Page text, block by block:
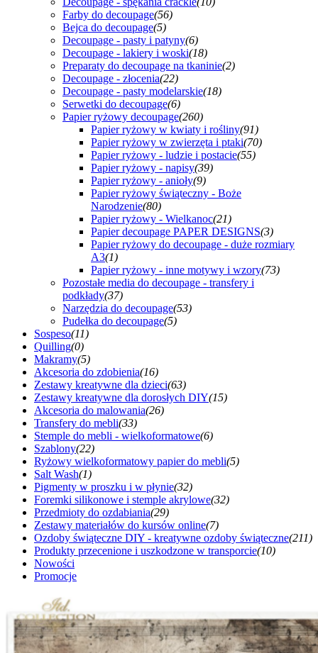
Farby do decoupage(56)
Bejca do decoupage(5)
Decoupage - pasty i patyny(6)
Decoupage - lakiery i woski(18)
Preparaty do decoupage na tkaninie(2)
Decoupage - złocenia(22)
Decoupage - pasty modelarskie(18)
Serwetki do decoupage(6)
Papier ryżowy decoupage(260)
Papier ryżowy w kwiaty i rośliny(91)
Papier ryżowy w zwierzęta i ptaki(70)
Papier ryżowy - ludzie i postacie(55)
Papier ryżowy - napisy(39)
Papier ryżowy - anioły(9)
Papier ryżowy świąteczny - Boże
Narodzenie(80)
Papier ryżowy - Wielkanoc(21)
Papier decoupage PAPER DESIGNS(3)
Papier ryżowy do decoupage - duże rozmiary
A3(1)
Papier ryżowy - inne motywy i wzory(73)
Pozostałe media do decoupage - transfery i
podkłady(37)
Narzędzia do decoupage(53)
Pudełka do decoupage(5)
Sospeso(11)
Quilling(0)
Makramy(5)
Akcesoria do zdobienia(16)
Zestawy kreatywne dla dzieci(63)
Zestawy kreatywne dla dorosłych DIY(15)
Akcesoria do malowania(26)
Transfery do mebli(33)
Stemple do mebli - wielkoformatowe(6)
Szablony(22)
Ryżowy wielkoformatowy papier do mebli(5)
Salt Wash(1)
Pigmenty w proszku i w płynie(32)
Foremki silikonowe i stemple akrylowe(32)
Przedmioty do ozdabiania(29)
Zestawy materiałów do kursów online(7)
Ozdoby świąteczne DIY - kreatywne ozdoby świąteczne(211)
Produkty przecenione i uszkodzone w transporcie(10)
Nowości
Promocje